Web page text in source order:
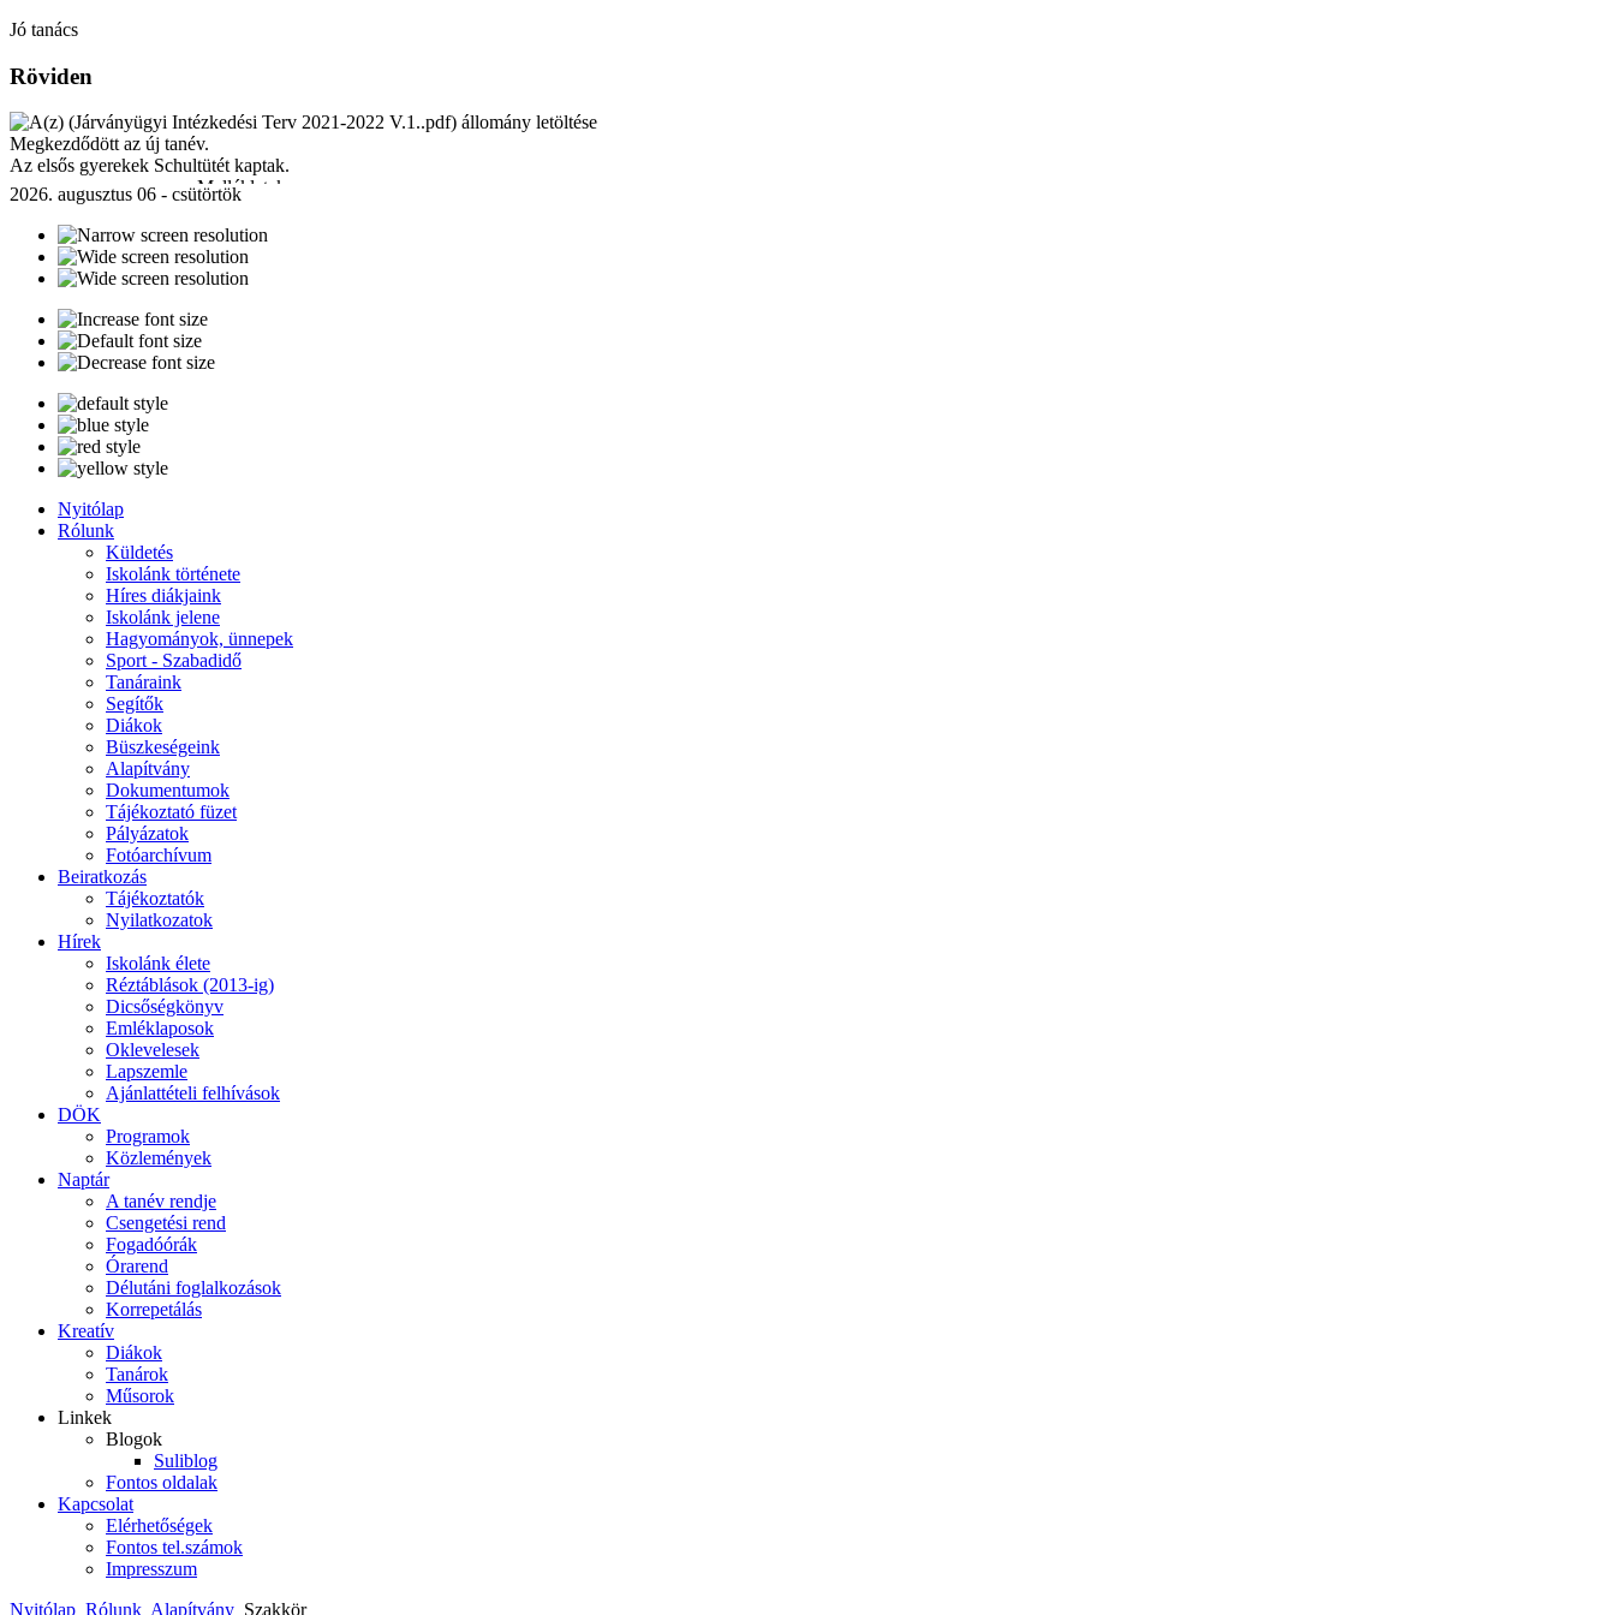
Jó tanács
Röviden
Megkezdődött az új tanév.
Az elsős gyerekek Schultütét kaptak.
Mellékletek:
2026. augusztus 06 - csütörtök
Nyitólap
Rólunk
Küldetés
Iskolánk története
Híres diákjaink
Iskolánk jelene
Hagyományok, ünnepek
Sport - Szabadidő
Tanáraink
Segítők
Diákok
Büszkeségeink
Alapítvány
Dokumentumok
Tájékoztató füzet
Pályázatok
Fotóarchívum
Beiratkozás
Tájékoztatók
Nyilatkozatok
Hírek
Iskolánk élete
Réztáblások (2013-ig)
Dicsőségkönyv
Emléklaposok
Oklevelesek
Lapszemle
Ajánlattételi felhívások
DÖK
Programok
Közlemények
Naptár
A tanév rendje
Csengetési rend
Fogadóórák
Órarend
Délutáni foglalkozások
Korrepetálás
Kreatív
Diákok
Tanárok
Műsorok
Linkek
Blogok
Suliblog
Fontos oldalak
Kapcsolat
Elérhetőségek
Fontos tel.számok
Impresszum
Nyitólap Rólunk Alapítvány Szakkör